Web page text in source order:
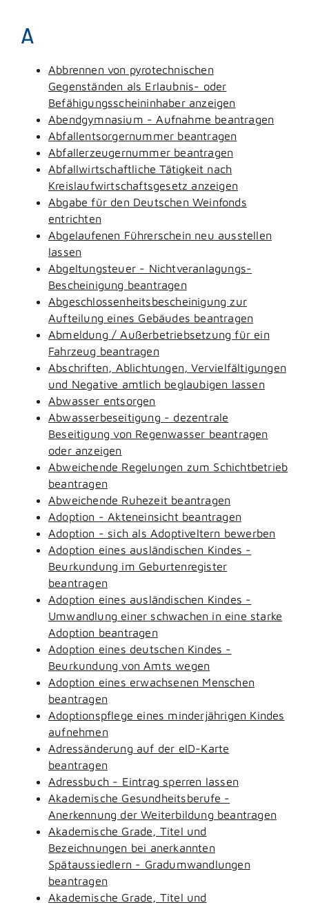
A
Abbrennen von pyrotechnischen
Gegenständen als Erlaubnis- oder
Befähigungsscheininhaber anzeigen
Abendgymnasium - Aufnahme beantragen
Abfallentsorgernummer beantragen
Abfallerzeugernummer beantragen
Abfallwirtschaftliche Tätigkeit nach
Kreislaufwirtschaftsgesetz anzeigen
Abgabe für den Deutschen Weinfonds
entrichten
Abgelaufenen Führerschein neu ausstellen
lassen
Abgeltungsteuer - Nichtveranlagungs-
Bescheinigung beantragen
Abgeschlossenheitsbescheinigung zur
Aufteilung eines Gebäudes beantragen
Abmeldung / Außerbetriebsetzung für ein
Fahrzeug beantragen
Abschriften, Ablichtungen, Vervielfältigungen
und Negative amtlich beglaubigen lassen
Abwasser entsorgen
Abwasserbeseitigung - dezentrale
Beseitigung von Regenwasser beantragen
oder anzeigen
Abweichende Regelungen zum Schichtbetrieb
beantragen
Abweichende Ruhezeit beantragen
Adoption - Akteneinsicht beantragen
Adoption - sich als Adoptiveltern bewerben
Adoption eines ausländischen Kindes -
Beurkundung im Geburtenregister
beantragen
Adoption eines ausländischen Kindes -
Umwandlung einer schwachen in eine starke
Adoption beantragen
Adoption eines deutschen Kindes -
Beurkundung von Amts wegen
Adoption eines erwachsenen Menschen
beantragen
Adoptionspflege eines minderjährigen Kindes
aufnehmen
Adressänderung auf der eID-Karte
beantragen
Adressbuch - Eintrag sperren lassen
Akademische Gesundheitsberufe -
Anerkennung der Weiterbildung beantragen
Akademische Grade, Titel und
Bezeichnungen bei anerkannten
Spätaussiedlern - Gradumwandlungen
beantragen
Akademische Grade, Titel und